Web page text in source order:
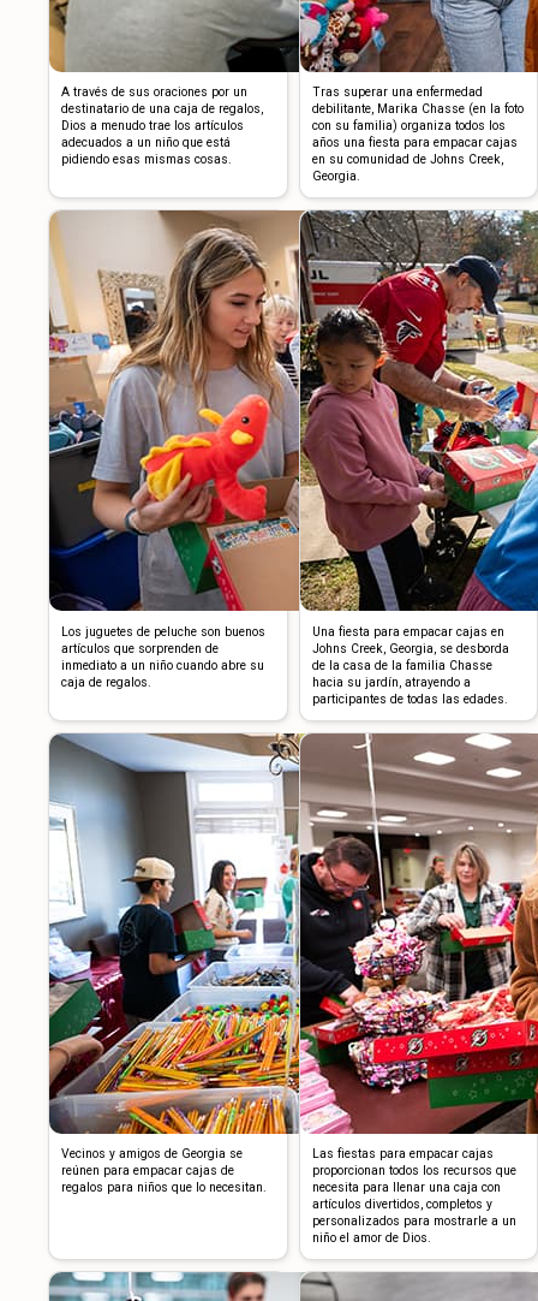
A través de sus oraciones por un
destinatario de una caja de regalos,
Dios a menudo trae los artículos
adecuados a un niño que está
pidiendo esas mismas cosas.
Tras superar una enfermedad
debilitante, Marika Chasse (en la foto
con su familia) organiza todos los
años una fiesta para empacar cajas
en su comunidad de Johns Creek,
Georgia.
Los juguetes de peluche son buenos
artículos que sorprenden de
inmediato a un niño cuando abre su
caja de regalos.
Una fiesta para empacar cajas en
Johns Creek, Georgia, se desborda
de la casa de la familia Chasse
hacia su jardín, atrayendo a
participantes de todas las edades.
Vecinos y amigos de Georgia se
reúnen para empacar cajas de
regalos para niños que lo necesitan.
Las fiestas para empacar cajas
proporcionan todos los recursos que
necesita para llenar una caja con
artículos divertidos, completos y
personalizados para mostrarle a un
niño el amor de Dios.